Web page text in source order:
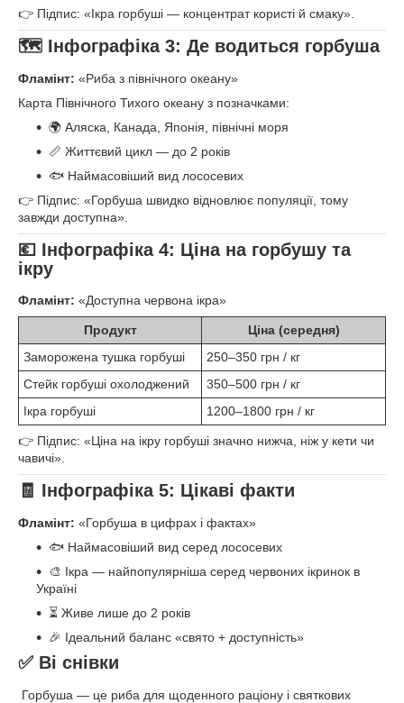
👉 Підпис: «Ікра горбуші — концентрат користі й смаку».
🗺 Інфографіка 3: Де водиться горбуша
Фламінт: «Риба з північного океану»
Карта Північного Тихого океану з позначками:
🌍 Аляска, Канада, Японія, північні моря
📏 Життєвий цикл — до 2 років
🐟 Наймасовіший вид лососевих
👉 Підпис: «Горбуша швидко відновлює популяції, тому
завжди доступна».
💶 Інфографіка 4: Ціна на горбушу та
ікру
Фламінт: «Доступна червона ікра»
Продукт
Ціна (середня)
Заморожена тушка горбуші
250–350 грн / кг
Стейк горбуші охолоджений
350–500 грн / кг
Ікра горбуші
1200–1800 грн / кг
👉 Підпис: «Ціна на ікру горбуші значно нижча, ніж у кети чи
чавичі».
🧾 Інфографіка 5: Цікаві факти
Фламінт: «Горбуша в цифрах і фактах»
🐟 Наймасовіший вид серед лососевих
🎨 Ікра — найпопулярніша серед червоних ікринок в
Україні
⏳ Живе лише до 2 років
🎉 Ідеальний баланс «свято + доступність»
✅ Ві снівки
Горбуша — це риба для щоденного раціону і святкових